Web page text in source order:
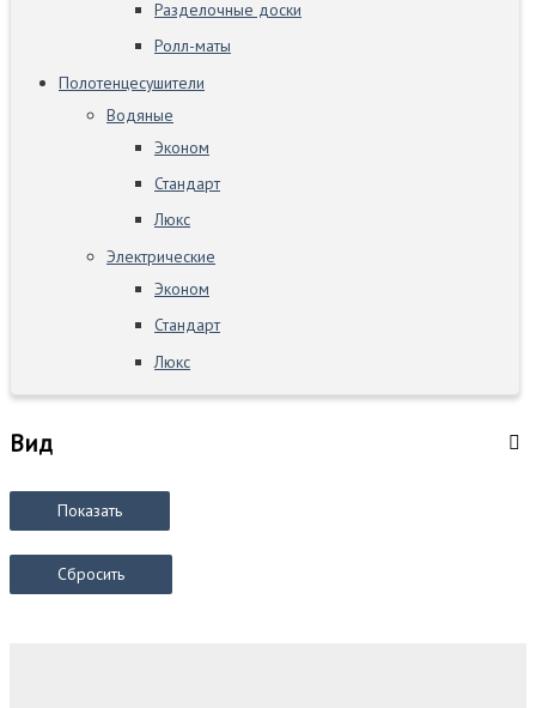
Разделочные доски
Ролл-маты
Полотенцесушители
Водяные
Эконом
Стандарт
Люкс
Электрические
Эконом
Стандарт
Люкс
Вид
Показать
Сбросить